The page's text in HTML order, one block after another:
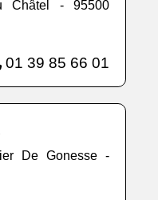
Châtel - 95500
01 39 85 66 01
De Gonesse -